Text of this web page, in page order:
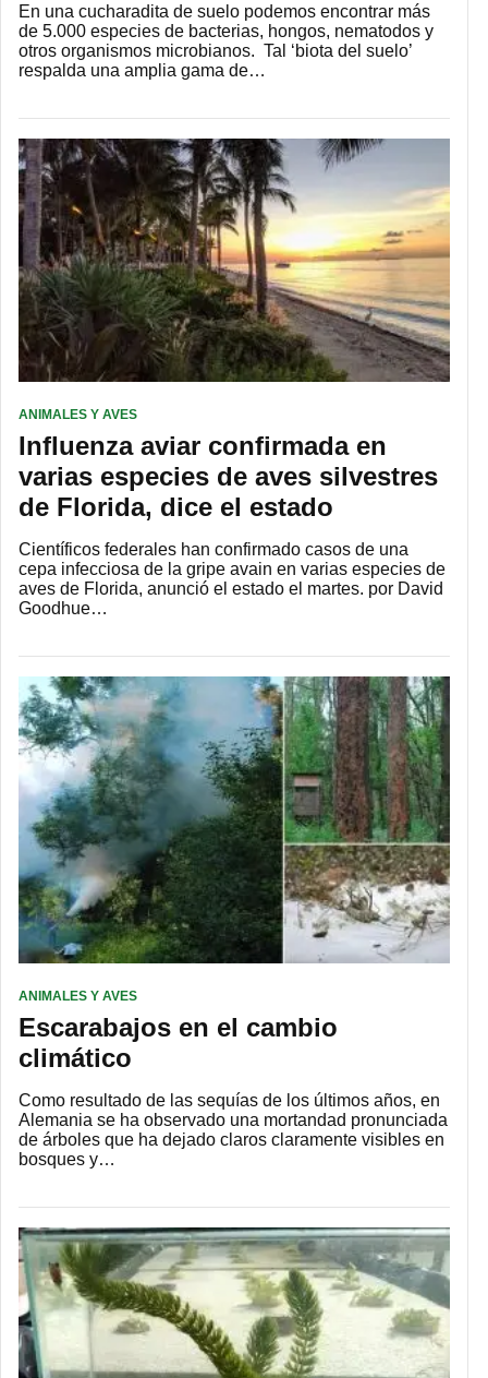
En una cucharadita de suelo podemos encontrar más
de 5.000 especies de bacterias, hongos, nematodos y
otros organismos microbianos. Tal ‘biota del suelo’
respalda una amplia gama de…
ANIMALES Y AVES
Influenza aviar confirmada en
varias especies de aves silvestres
de Florida, dice el estado
Científicos federales han confirmado casos de una
cepa infecciosa de la gripe avain en varias especies de
aves de Florida, anunció el estado el martes. por David
Goodhue…
ANIMALES Y AVES
Escarabajos en el cambio
climático
Como resultado de las sequías de los últimos años, en
Alemania se ha observado una mortandad pronunciada
de árboles que ha dejado claros claramente visibles en
bosques y…